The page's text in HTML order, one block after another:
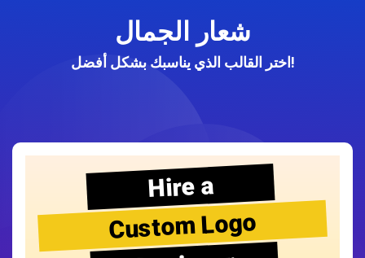
شعار الجمال
اختر القالب الذي يناسبك بشكل أفضل!
Hire a
Custom Logo